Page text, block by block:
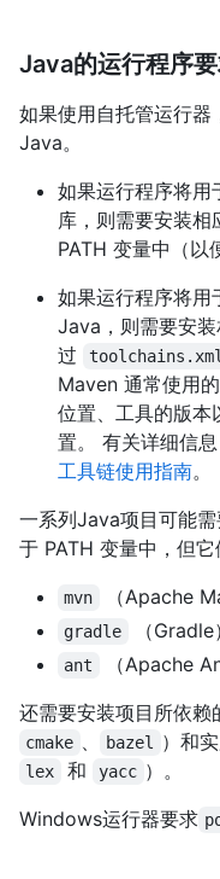
Java的运行程序
如果使用自托管运行器
Java。
如果运行程序将用
库，则需要安装
PATH 变量中（以
如果运行程序将用
Java，则需要安
过
toolchains.xml
Maven 通常使用
位置、工具的版本
置。 有关详细信
工具链使用指南。
一系列Java项目可能
于 PATH 变量中，但
mvn （Apache
gradle （Gradle）
ant
（Apache
还需要安装项目所依赖
cmake bazel ）和
lex 和 yacc ）。
Windows运行器要求